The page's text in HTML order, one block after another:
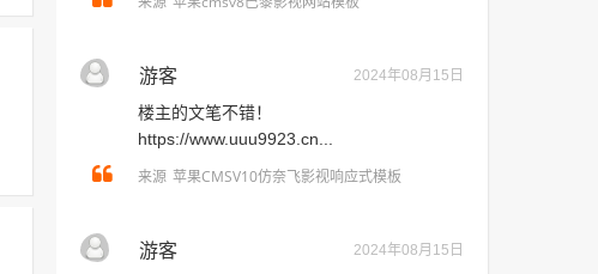
游客 2024年08月15日
楼主的文笔不错！
https://www.uuu9923.cn...
来源 苹果CMSV10仿奈飞影视响应式模板
游客 2024年08月15日